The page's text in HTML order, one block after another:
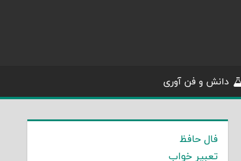
دانش و فن آوری
فال حافظ
تعبیر خواب